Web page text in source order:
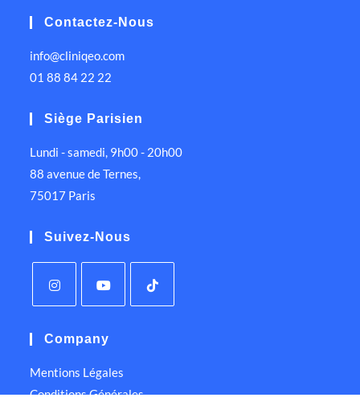
Contactez-Nous
info@cliniqeo.com
01 88 84 22 22
Siège Parisien
Lundi - samedi, 9h00 - 20h00
88 avenue de Ternes,
75017 Paris
Suivez-Nous
Company
Mentions Légales
Conditions Générales